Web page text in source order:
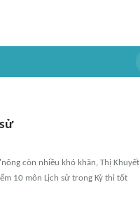
còn nhiều khó khăn, Thị Khuyết
10 môn Lịch sử trong Kỳ thi tốt